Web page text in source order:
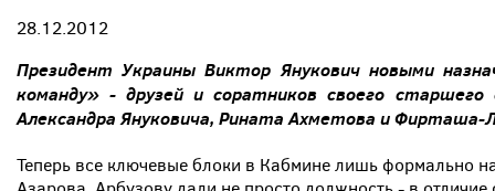
28.12.2012
Президент Украины Виктор Янукович новыми
команду» - друзей и соратников своего
Александра Януковича, Рината Ахметова и Фирташа-
Теперь все ключевые блоки в Кабмине лишь формально